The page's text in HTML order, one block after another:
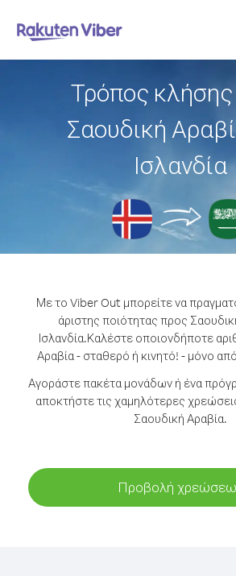
Τρόπος
Σαουδική
Ισλανδία
Με το Viber Out μπορείτε να
άριστης ποιότητας προς
Ισλανδία.Καλέστε οποιονδήποτε
Αραβία - σταθερό ή κινητό! - μόνο
Αγοράστε πακέτα μονάδων ή ένα
αποκτήστε τις χαμηλότερες
Σαουδική Αραβία.
Προβολή